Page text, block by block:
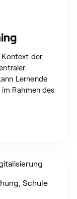
der
Lernende
Rahmen des